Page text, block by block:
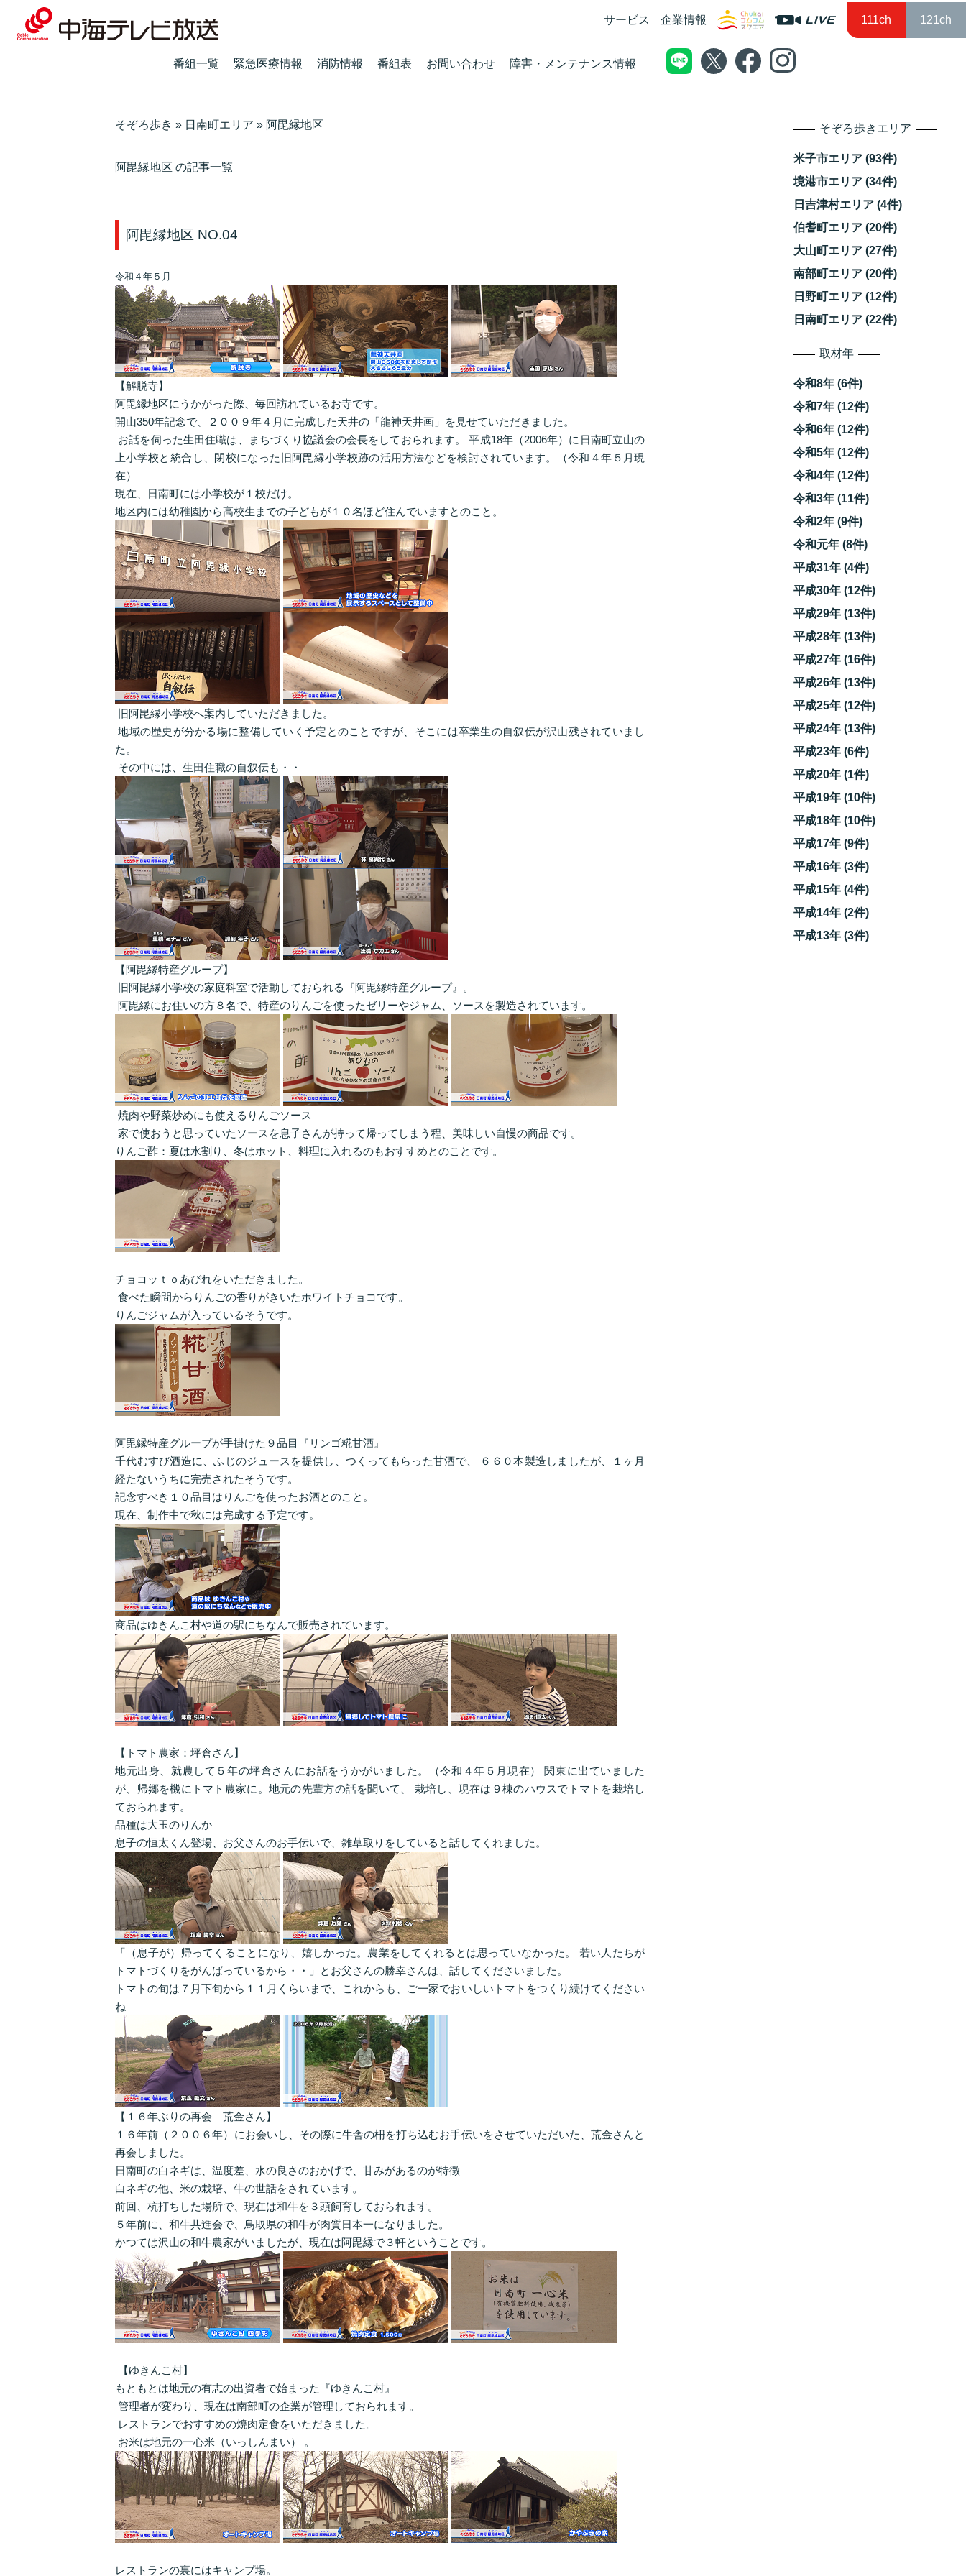
サービス 企業情報 111ch 121ch
番組一覧 緊急医療情報 消防情報 番組表 お問い合わせ 障害・メンテナンス情報
そぞろ歩き » 日南町エリア » 阿毘縁地区
阿毘縁地区 の記事一覧
阿毘縁地区 NO.04
令和４年５月
【解脱寺】
阿毘縁地区にうかがった際、毎回訪れているお寺です。
開山350年記念で、２００９年４月に完成した天井の「龍神天井画」を見せていただきました。
お話を伺った生田住職は、まちづくり協議会の会長をしておられます。 平成18年（2006年）に日南町立山の
上小学校と統合し、閉校になった旧阿毘縁小学校跡の活用方法などを検討されています。（令和４年５月現
在）
現在、日南町には小学校が１校だけ。
地区内には幼稚園から高校生までの子どもが１０名ほど住んでいますとのこと。
旧阿毘縁小学校へ案内していただきました。
地域の歴史が分かる場に整備していく予定とのことですが、そこには卒業生の自叙伝が沢山残されていまし
た。
その中には、生田住職の自叙伝も・・
【阿毘縁特産グループ】
旧阿毘縁小学校の家庭科室で活動しておられる『阿毘縁特産グループ』。
阿毘縁にお住いの方８名で、特産のりんごを使ったゼリーやジャム、ソースを製造されています。
焼肉や野菜炒めにも使えるりんごソース
家で使おうと思っていたソースを息子さんが持って帰ってしまう程、美味しい自慢の商品です。
りんご酢：夏は水割り、冬はホット、料理に入れるのもおすすめとのことです。
チョコッｔｏあびれをいただきました。
食べた瞬間からりんごの香りがきいたホワイトチョコです。
りんごジャムが入っているそうです。
阿毘縁特産グループが手掛けた９品目『リンゴ糀甘酒』
千代むすび酒造に、ふじのジュースを提供し、つくってもらった甘酒で、 ６６０本製造しましたが、１ヶ月
経たないうちに完売されたそうです。
記念すべき１０品目はりんごを使ったお酒とのこと。
現在、制作中で秋には完成する予定です。
商品はゆきんこ村や道の駅にちなんで販売されています。
【トマト農家：坪倉さん】
地元出身、就農して５年の坪倉さんにお話をうかがいました。（令和４年５月現在） 関東に出ていました
が、帰郷を機にトマト農家に。地元の先輩方の話を聞いて、 栽培し、現在は９棟のハウスでトマトを栽培し
ておられます。
品種は大玉のりんか
息子の恒太くん登場、お父さんのお手伝いで、雑草取りをしていると話してくれました。
「（息子が）帰ってくることになり、嬉しかった。農業をしてくれるとは思っていなかった。 若い人たちが
トマトづくりをがんばっているから・・」とお父さんの勝幸さんは、話してくださいました。
トマトの旬は７月下旬から１１月くらいまで、これからも、ご一家でおいしいトマトをつくり続けてください
ね
【１６年ぶりの再会 荒金さん】
１６年前（２００６年）にお会いし、その際に牛舎の柵を打ち込むお手伝いをさせていただいた、荒金さんと
再会しました。
日南町の白ネギは、温度差、水の良さのおかげで、甘みがあるのが特徴
白ネギの他、米の栽培、牛の世話をされています。
前回、杭打ちした場所で、現在は和牛を３頭飼育しておられます。
５年前に、和牛共進会で、鳥取県の和牛が肉質日本一になりました。
かつては沢山の和牛農家がいましたが、現在は阿毘縁で３軒ということです。
【ゆきんこ村】
もともとは地元の有志の出資者で始まった『ゆきんこ村』
管理者が変わり、現在は南部町の企業が管理しておられます。
レストランでおすすめの焼肉定食をいただきました。
お米は地元の一心米（いっしんまい） 。
レストランの裏にはキャンプ場。
そぞろ歩きエリア
米子市エリア (93件)
境港市エリア (34件)
日吉津村エリア (4件)
伯耆町エリア (20件)
大山町エリア (27件)
南部町エリア (20件)
日野町エリア (12件)
日南町エリア (22件)
取材年
令和8年 (6件)
令和7年 (12件)
令和6年 (12件)
令和5年 (12件)
令和4年 (12件)
令和3年 (11件)
令和2年 (9件)
令和元年 (8件)
平成31年 (4件)
平成30年 (12件)
平成29年 (13件)
平成28年 (13件)
平成27年 (16件)
平成26年 (13件)
平成25年 (12件)
平成24年 (13件)
平成23年 (6件)
平成20年 (1件)
平成19年 (10件)
平成18年 (10件)
平成17年 (9件)
平成16年 (3件)
平成15年 (4件)
平成14年 (2件)
平成13年 (3件)